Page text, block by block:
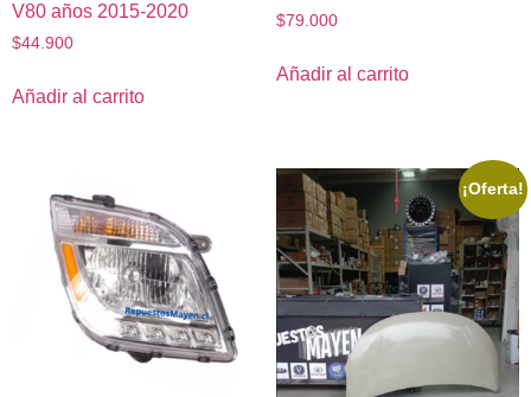
V80 años 2015-2020
$44.900
Añadir al carrito
$79.000
Añadir al carrito
¡Oferta!